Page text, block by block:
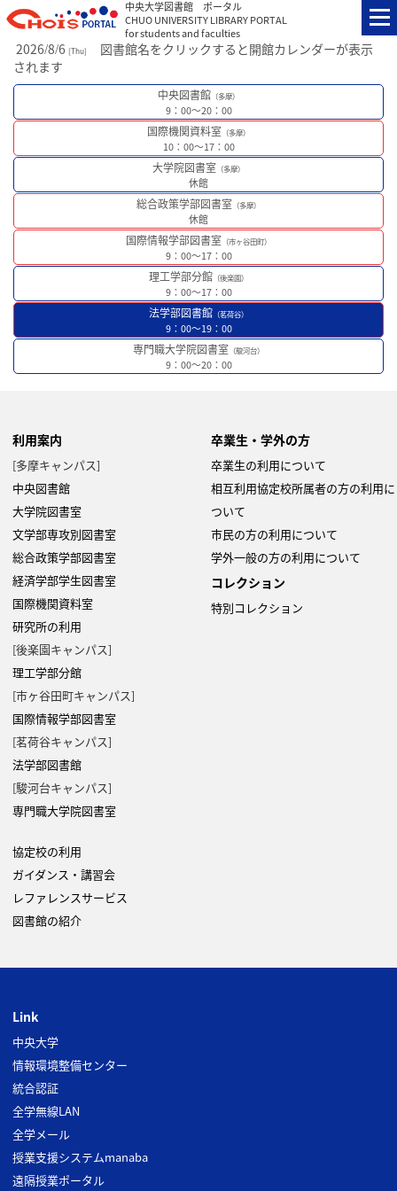
中央大学図書館 ポータル
CHUO UNIVERSITY LIBRARY PORTAL
for students and faculties
2026/8/6 [Thu]
図書館名をクリックすると開館カレンダーが表示
されます
中央図書館 （多摩）
9：00～20：00
国際機関資料室 （多摩）
10：00～17：00
大学院図書室 （多摩）
休館
総合政策学部図書室 （多摩）
休館
国際情報学部図書室 （市ヶ谷田町）
9：00～17：00
理工学部分館 （後楽園）
9：00～17：00
法学部図書館 （茗荷谷）
9：00～19：00
専門職大学院図書室 （駿河台）
9：00～20：00
利用案内
[多摩キャンパス]
中央図書館
大学院図書室
文学部専攻別図書室
総合政策学部図書室
経済学部学生図書室
国際機関資料室
研究所の利用
[後楽園キャンパス]
理工学部分館
[市ヶ谷田町キャンパス]
国際情報学部図書室
[茗荷谷キャンパス]
法学部図書館
[駿河台キャンパス]
専門職大学院図書室
協定校の利用
ガイダンス・講習会
レファレンスサービス
図書館の紹介
卒業生・学外の方
卒業生の利用について
相互利用協定校所属者の方の利用に
ついて
市民の方の利用について
学外一般の方の利用について
コレクション
特別コレクション
Link
中央大学
情報環境整備センター
統合認証
全学無線LAN
全学メール
授業支援システムmanaba
遠隔授業ポータル
Copyright 2022- Fujitsu Japan Limited